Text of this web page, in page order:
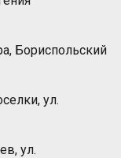
Бориспольский
ул.
ул.